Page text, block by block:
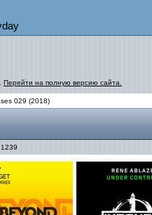
Перейти на полную версию сайта.
029 (2018)